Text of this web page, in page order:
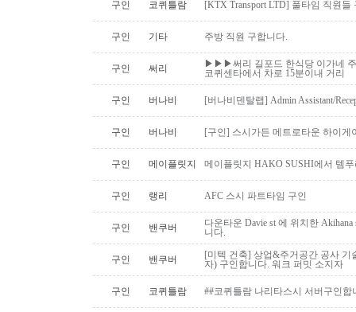
구인 코퀴틀람 [KTX Transport LTD] 풀타임 직원
구인 기타 주방 직원 구합니다.
구인 써리
▶▶▶써리 길포드 한식당 이가네
코퀴센타에서 차로 15분이내 거리
구인 버나비 [버나비덴탈랩] Admin Assistant/
구인 버나비 [구인] 스시가든 메트로타운 하이게
구인 메이플릿지 메이플릿지 HAKO SUSHI에서 템
구인 랭리 AFC 스시 파트타임 구인
구인 밴쿠버
다운타운 Davie st 에 위치한
니다.
구인 밴쿠버
[미텍 건축] 상업&주거공간 공사
자) 구인합니다. 워크 퍼밋 소지자
구인 코퀴틀람 ##코퀴틀람 나리타스시 서버구인합